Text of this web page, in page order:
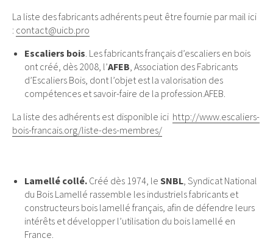
La liste des fabricants adhérents peut être fournie par mail ici
: contact@uicb.pro
Escaliers bois . Les fabricants français d’escaliers en bois
ont créé, dès 2008, l’AFEB , Association des Fabricants
d’Escaliers Bois, dont l’objet est la valorisation des
compétences et savoir-faire de la profession.AFEB.
La liste des adhérents est disponible ici http://www.escaliers-
bois-francais.org/liste-des-membres/
Lamellé collé. Créé dès 1974, le SNBL , Syndicat National
du Bois Lamellé rassemble les industriels fabricants et
constructeurs bois lamellé français, afin de défendre leurs
intérêts et développer l’utilisation du bois lamellé en
France.